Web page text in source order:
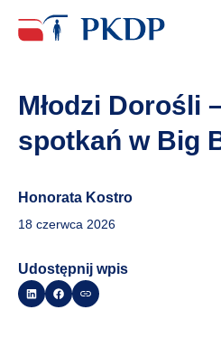
Młodzi Dorośli
spotkań w Big
Honorata Kostro
18 czerwca 2026
Udostępnij wpis